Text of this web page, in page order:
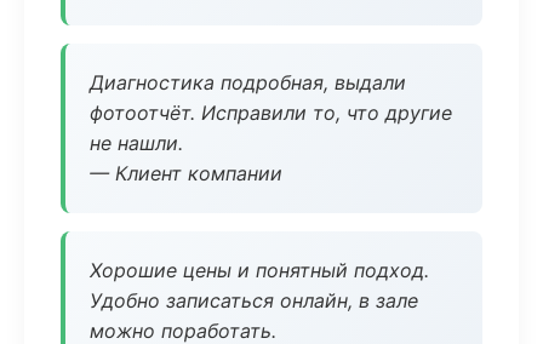
Диагностика подробная, выдали
фотоотчёт. Исправили то, что другие
не нашли.
— Клиент компании
Хорошие цены и понятный подход.
Удобно записаться онлайн, в зале
можно поработать.